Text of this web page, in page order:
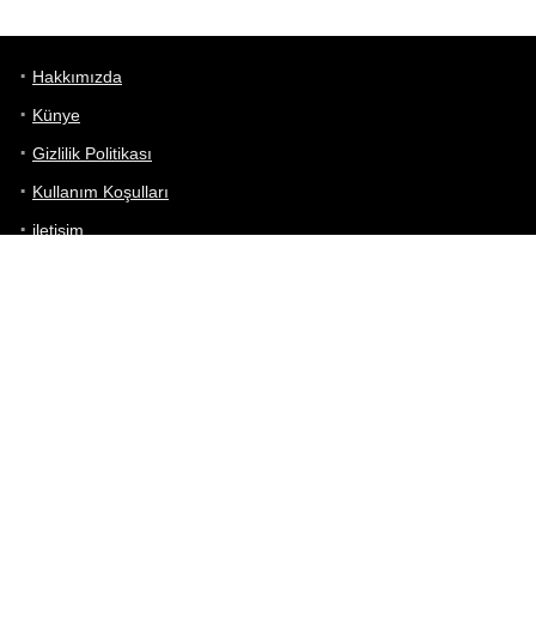
Hakkımızda
Künye
Gizlilik Politikası
Kullanım Koşulları
iletişim